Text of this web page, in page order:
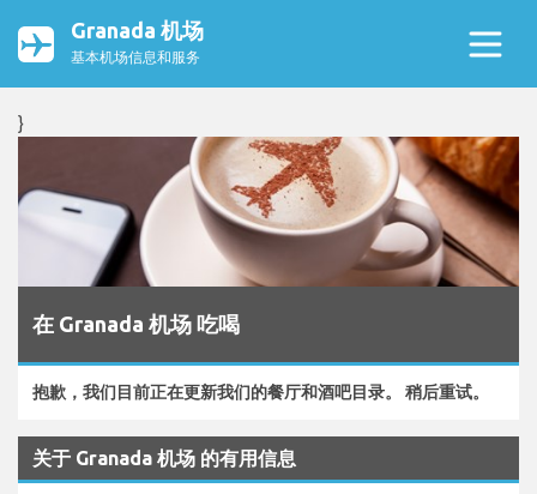
Granada 机场
基本机场信息和服务
}
在 Granada 机场 吃喝
抱歉，我们目前正在更新我们的餐厅和酒吧目录。 稍后重试。
关于 Granada 机场 的有用信息